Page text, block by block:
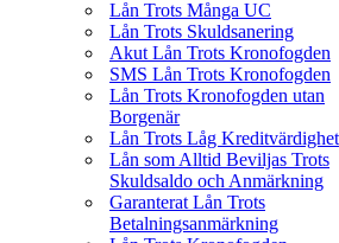
Lån Trots Många UC
Lån Trots Skuldsanering
Akut Lån Trots Kronofogden
SMS Lån Trots Kronofogden
Lån Trots Kronofogden utan
Borgenär
Lån Trots Låg Kreditvärdighet
Lån som Alltid Beviljas Trots
Skuldsaldo och Anmärkning
Garanterat Lån Trots
Betalningsanmärkning